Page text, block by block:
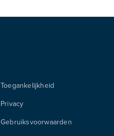
Toegankelijkheid
Privacy
Gebruiksvoorwaarden